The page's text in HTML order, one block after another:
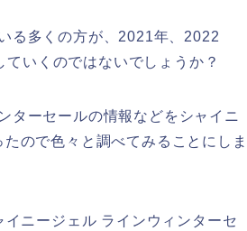
る多くの方が、2021年、2022
いくのではないでしょうか？
ターセールの情報などをシャイニ
ので色々と調べてみることにしま
ニージェル ラインウィンターセ